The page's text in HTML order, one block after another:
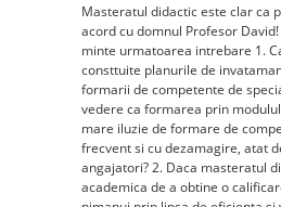
Masteratul didactic este clar ca
acord cu domnul Profesor
minte urmatoarea intrebare 1.
consttuite planurile de
formarii de competente de
vedere ca formarea prin
mare iluzie de formare de
frecvent si cu dezamagire, atat
angajatori? 2. Daca masteratul
academica de a obtine o